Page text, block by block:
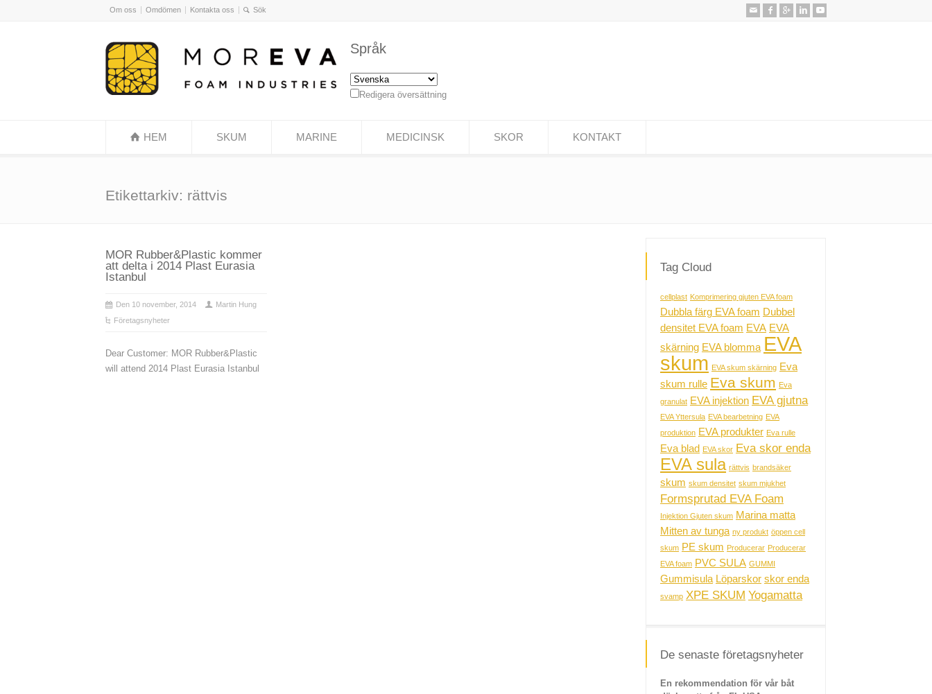
Om oss Omdömen Kontakta oss
Språk
Redigera översättning
HEM SKUM MARINE MEDICINSK SKOR KONTAKT
Etikettarkiv: rättvis
MOR Rubber&Plastic kommer
att delta i 2014 Plast Eurasia
Istanbul
Den 10 november, 2014
Martin Hung
Företagsnyheter
Dear Customer: MOR Rubber&Plastic
will attend 2014 Plast Eurasia Istanbul
Tag Cloud
cellplast Komprimering gjuten EVA foam
Dubbla färg EVA foam Dubbel
densitet EVA foam EVA EVA
skärning EVA blomma EVA
skum EVA skum skärning Eva
skum rulle Eva skum Eva
granulat EVA injektion EVA gjutna
EVA Yttersula EVA bearbetning EVA
produktion EVA produkter Eva rulle
Eva blad EVA skor Eva skor enda
EVA sula rättvis brandsäker
skum skum densitet skum mjukhet
Formsprutad EVA Foam
Injektion Gjuten skum Marina matta
Mitten av tunga ny produkt öppen cell
skum PE skum Producerar Producerar
EVA foam PVC SULA GUMMI
Gummisula Löparskor skor enda
svamp XPE SKUM Yogamatta
De senaste företagsnyheter
En rekommendation för vår båt